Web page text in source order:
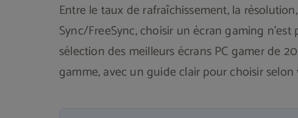
Entre le taux de rafraîchissement, la
Sync/FreeSync, choisir un écran gaming
sélection des meilleurs écrans PC gamer de
gamme, avec un guide clair pour choisir